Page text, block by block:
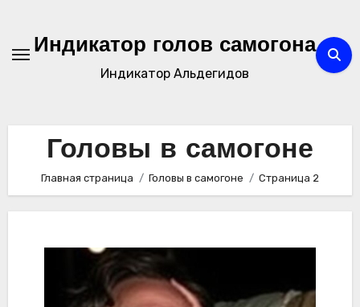
содержимому
Индикатор голов самогона
Индикатор Альдегидов
Головы в самогоне
Главная страница Головы в самогоне Страница 2